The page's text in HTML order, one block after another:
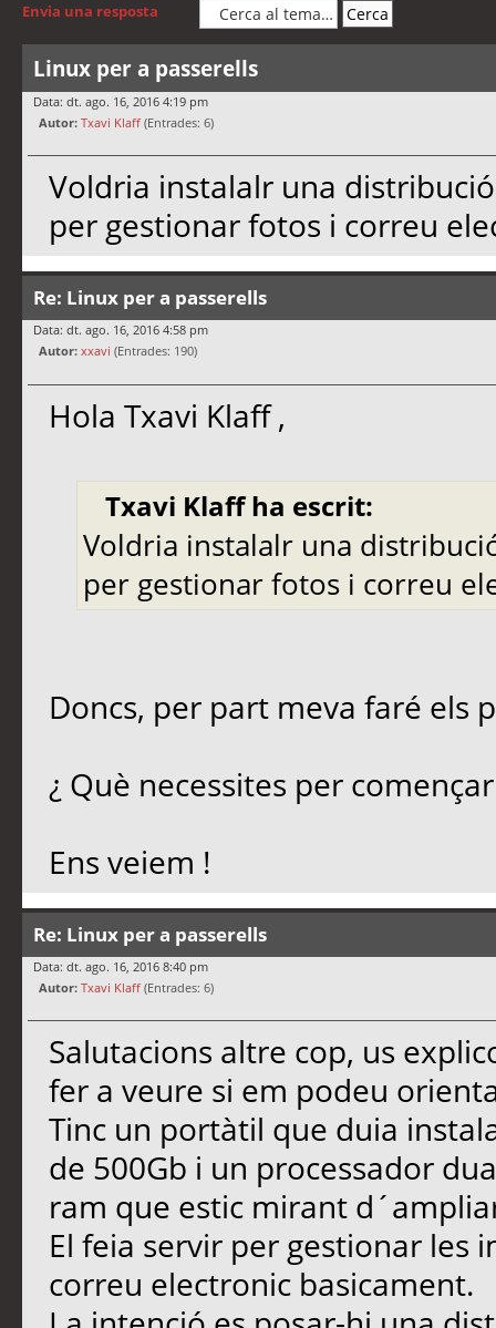
Envia una resposta
Linux per a passerells
Data: dt. ago. 16, 2016 4:19 pm
Autor: Txavi Klaff (Entrades: 6)
Voldria instalalr una
per gestionar fotos i correu
Re: Linux per a passerells
Data: dt. ago. 16, 2016 4:58 pm
Autor: xxavi (Entrades: 190)
Hola Txavi Klaff ,
Txavi Klaff ha escrit:
Voldria instalalr una
per gestionar fotos i correu
Doncs, per part meva faré els
¿ Què necessites per
Ens veiem !
Re: Linux per a passerells
Data: dt. ago. 16, 2016 8:40 pm
Autor: Txavi Klaff (Entrades: 6)
Salutacions altre cop, us
fer a veure si em podeu
Tinc un portàtil que duia
de 500Gb i un processador
ram que estic mirant
El feia servir per gestionar les
correu electronic basicament.